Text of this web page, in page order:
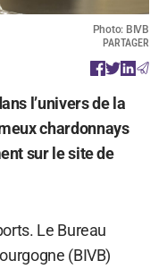
Photo: BIVB
PARTAGER
l’univers de la
chardonnays
sur le site de
Le Bureau
(BIVB)